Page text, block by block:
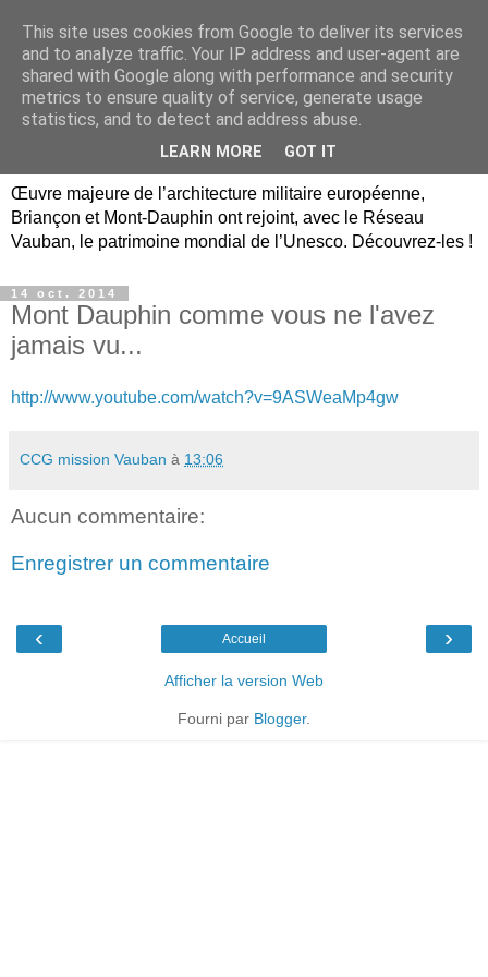
Briançon, Mont-Dauphin,
Vauban Unesco Hautes-
Œuvre majeure de l’architecture militaire européenne,
Briançon et Mont-Dauphin ont rejoint, avec le Réseau
Vauban, le patrimoine mondial de l’Unesco. Découvrez-les !
14 oct. 2014
Mont Dauphin comme vous ne l'avez
jamais vu...
http://www.youtube.com/watch?v=9ASWeaMp4gw
CCG mission Vauban à 13:06
Aucun commentaire:
Enregistrer un commentaire
‹ ›
Accueil
Afficher la version Web
Fourni par Blogger.
This site uses cookies from Google to deliver its services
and to analyze traffic. Your IP address and user-agent are
shared with Google along with performance and security
metrics to ensure quality of service, generate usage
statistics, and to detect and address abuse.
LEARN MORE GOT IT